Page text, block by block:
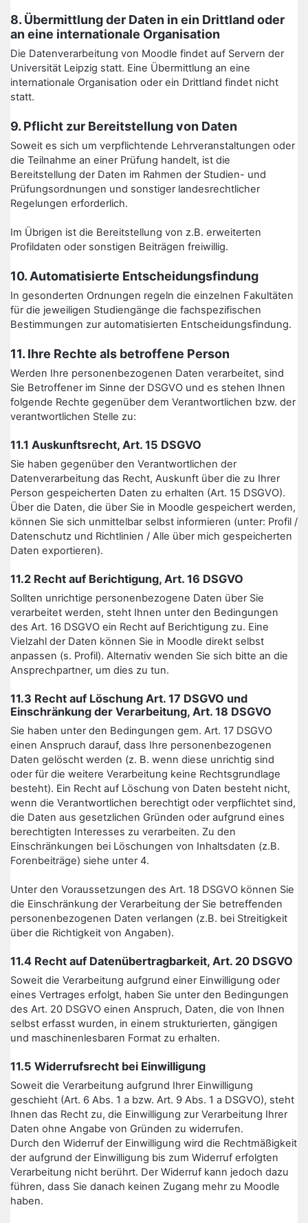
8. Übermittlung der Daten in ein Drittland oder
an eine internationale Organisation
Die Datenverarbeitung von Moodle findet auf Servern der
Universität Leipzig statt. Eine Übermittlung an eine
internationale Organisation oder ein Drittland findet nicht
statt.
9. Pflicht zur Bereitstellung von Daten
Soweit es sich um verpflichtende Lehrveranstaltungen oder
die Teilnahme an einer Prüfung handelt, ist die
Bereitstellung der Daten im Rahmen der Studien- und
Prüfungsordnungen und sonstiger landesrechtlicher
Regelungen erforderlich.
Im Übrigen ist die Bereitstellung von z.B. erweiterten
Profildaten oder sonstigen Beiträgen freiwillig.
10. Automatisierte Entscheidungsfindung
In gesonderten Ordnungen regeln die einzelnen Fakultäten
für die jeweiligen Studiengänge die fachspezifischen
Bestimmungen zur automatisierten Entscheidungsfindung.
11. Ihre Rechte als betroffene Person
Werden Ihre personenbezogenen Daten verarbeitet, sind
Sie Betroffener im Sinne der DSGVO und es stehen Ihnen
folgende Rechte gegenüber dem Verantwortlichen bzw. der
verantwortlichen Stelle zu:
11.1 Auskunftsrecht, Art. 15 DSGVO
Sie haben gegenüber den Verantwortlichen der
Datenverarbeitung das Recht, Auskunft über die zu Ihrer
Person gespeicherten Daten zu erhalten (Art. 15 DSGVO).
Über die Daten, die über Sie in Moodle gespeichert werden,
können Sie sich unmittelbar selbst informieren (unter: Profil /
Datenschutz und Richtlinien / Alle über mich gespeicherten
Daten exportieren).
11.2 Recht auf Berichtigung, Art. 16 DSGVO
Sollten unrichtige personenbezogene Daten über Sie
verarbeitet werden, steht Ihnen unter den Bedingungen
des Art. 16 DSGVO ein Recht auf Berichtigung zu. Eine
Vielzahl der Daten können Sie in Moodle direkt selbst
anpassen (s. Profil). Alternativ wenden Sie sich bitte an die
Ansprechpartner, um dies zu tun.
11.3 Recht auf Löschung Art. 17 DSGVO und
Einschränkung der Verarbeitung, Art. 18 DSGVO
Sie haben unter den Bedingungen gem. Art. 17 DSGVO
einen Anspruch darauf, dass Ihre personenbezogenen
Daten gelöscht werden (z. B. wenn diese unrichtig sind
oder für die weitere Verarbeitung keine Rechtsgrundlage
besteht). Ein Recht auf Löschung von Daten besteht nicht,
wenn die Verantwortlichen berechtigt oder verpflichtet sind,
die Daten aus gesetzlichen Gründen oder aufgrund eines
berechtigten Interesses zu verarbeiten. Zu den
Einschränkungen bei Löschungen von Inhaltsdaten (z.B.
Forenbeiträge) siehe unter 4.
Unter den Voraussetzungen des Art. 18 DSGVO können Sie
die Einschränkung der Verarbeitung der Sie betreffenden
personenbezogenen Daten verlangen (z.B. bei Streitigkeit
über die Richtigkeit von Angaben).
11.4 Recht auf Datenübertragbarkeit, Art. 20 DSGVO
Soweit die Verarbeitung aufgrund einer Einwilligung oder
eines Vertrages erfolgt, haben Sie unter den Bedingungen
des Art. 20 DSGVO einen Anspruch, Daten, die von Ihnen
selbst erfasst wurden, in einem strukturierten, gängigen
und maschinenlesbaren Format zu erhalten.
11.5 Widerrufsrecht bei Einwilligung
Soweit die Verarbeitung aufgrund Ihrer Einwilligung
geschieht (Art. 6 Abs. 1 a bzw. Art. 9 Abs. 1 a DSGVO), steht
Ihnen das Recht zu, die Einwilligung zur Verarbeitung Ihrer
Daten ohne Angabe von Gründen zu widerrufen.
Durch den Widerruf der Einwilligung wird die Rechtmäßigkeit
der aufgrund der Einwilligung bis zum Widerruf erfolgten
Verarbeitung nicht berührt. Der Widerruf kann jedoch dazu
führen, dass Sie danach keinen Zugang mehr zu Moodle
haben.